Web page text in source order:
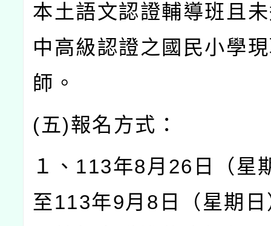
本土語文認證輔導班且
中高級認證之國民小學
師。
(五)報名方式：
１、 113年8月 26 日（星
至113年9月 8 日（星期